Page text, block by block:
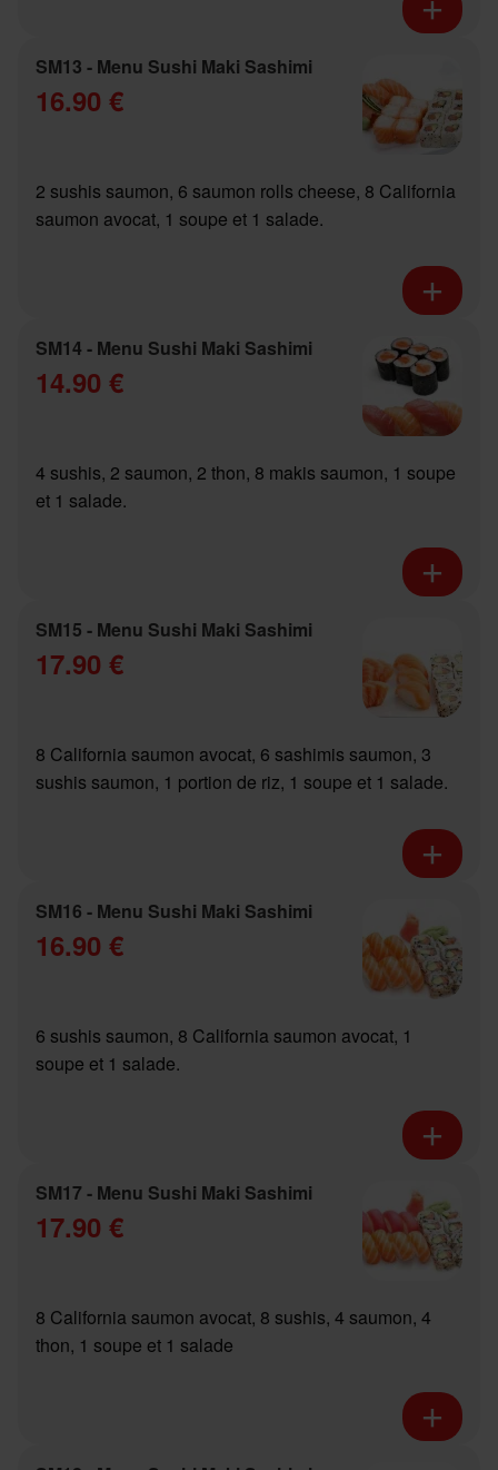
SM13 - Menu Sushi Maki Sashimi
16.90 €
2 sushis saumon, 6 saumon rolls cheese, 8 California
saumon avocat, 1 soupe et 1 salade.
SM14 - Menu Sushi Maki Sashimi
14.90 €
4 sushis, 2 saumon, 2 thon, 8 makis saumon, 1 soupe
et 1 salade.
SM15 - Menu Sushi Maki Sashimi
17.90 €
8 California saumon avocat, 6 sashimis saumon, 3
sushis saumon, 1 portion de riz, 1 soupe et 1 salade.
SM16 - Menu Sushi Maki Sashimi
16.90 €
6 sushis saumon, 8 California saumon avocat, 1
soupe et 1 salade.
SM17 - Menu Sushi Maki Sashimi
17.90 €
8 California saumon avocat, 8 sushis, 4 saumon, 4
thon, 1 soupe et 1 salade